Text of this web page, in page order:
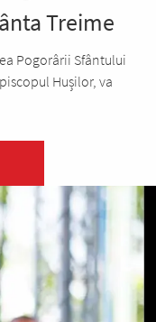
Treime
Pogorârii Sfântului
Hușilor, va